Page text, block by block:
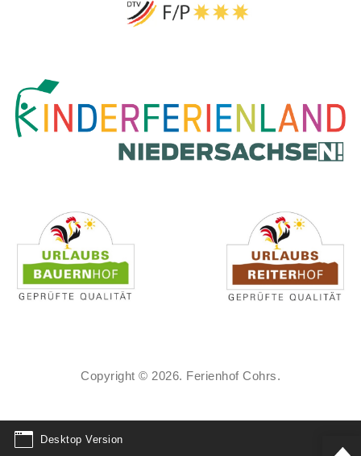
Copyright © 2026. Ferienhof Cohrs.
Desktop Version